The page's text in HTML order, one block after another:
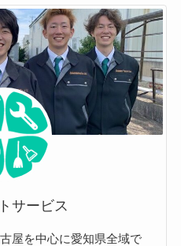
サービス
屋を中心に愛知県全域で